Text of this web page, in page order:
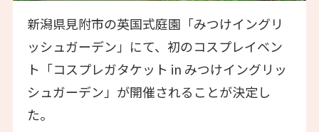
新潟県見附市の英国式庭園「みつけイングリ
ッシュガーデン」にて、初のコスプレイベン
ト「コスプレガタケット in みつけイングリッ
シュガーデン」が開催されることが決定し
た。